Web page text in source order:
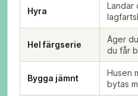
Hyra
Landar
Hel färgserie
Äger
du får
Bygga jämnt
Husen
bytas